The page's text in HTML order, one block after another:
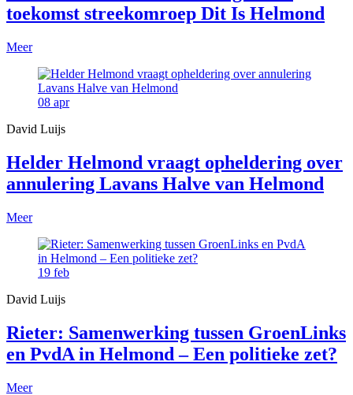
toekomst streekomroep Dit Is Helmond
Meer
08 apr
David Luijs
Helder Helmond vraagt opheldering over
annulering Lavans Halve van Helmond
Meer
19 feb
David Luijs
Rieter: Samenwerking tussen GroenLinks
en PvdA in Helmond – Een politieke zet?
Meer